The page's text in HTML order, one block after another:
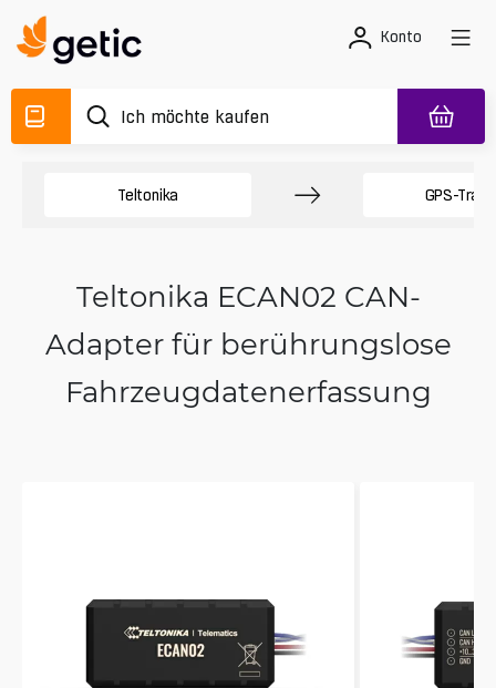
Konto
Teltonika GPS-
Teltonika ECAN02 CAN-
Adapter für berührungslose
Fahrzeugdatenerfassung